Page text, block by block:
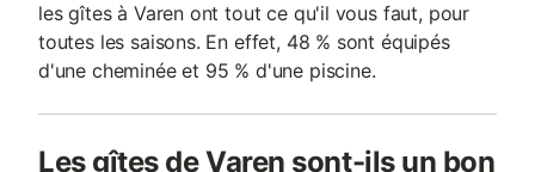
les gîtes à Varen ont tout ce qu'il vous faut, pour
toutes les saisons. En effet, 48 % sont équipés
d'une cheminée et 95 % d'une piscine.
Les gîtes de Varen sont-ils un bon